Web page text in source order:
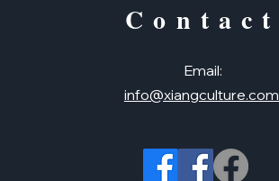
Contact
Email:
info@xiangculture.com